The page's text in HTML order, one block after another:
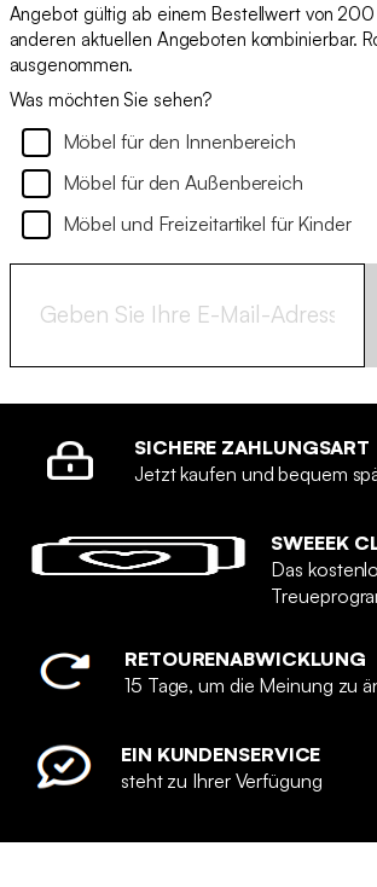
Angebot gültig ab einem Bestellwert von
anderen aktuellen Angeboten kombinierbar.
ausgenommen.
Was möchten Sie sehen?
Möbel für den Innenbereich
Möbel für den Außenbereich
Möbel und Freizeitartikel für Kinder
SICHERE ZAHLUNGSART
Jetzt kaufen und bequem
SWEEEK
Das
RETOURENABWICKLUNG
15 Tage, um die Meinung zu
EIN KUNDENSERVICE
steht zu Ihrer Verfügung